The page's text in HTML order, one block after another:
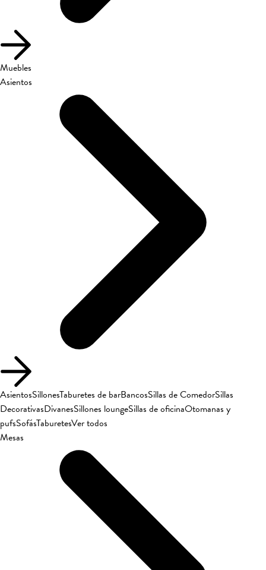
Muebles
Asientos
AsientosSillonesTaburetes de barBancosSillas de ComedorSillas
DecorativasDivanesSillones loungeSillas de oficinaOtomanas y
pufsSofásTaburetesVer todos
Mesas